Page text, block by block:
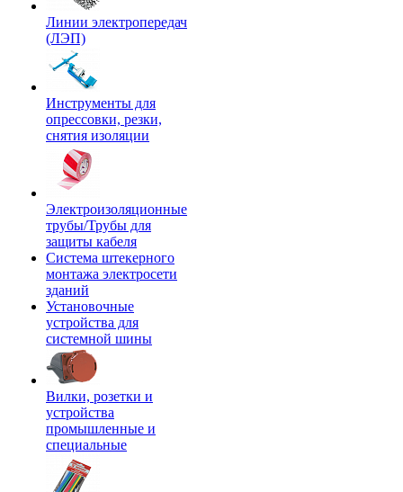
Линии электропередач
(ЛЭП)
Инструменты для
опрессовки, резки,
снятия изоляции
Электроизоляционные
трубы/Трубы для
защиты кабеля
Система штекерного
монтажа электросети
зданий
Установочные
устройства для
системной шины
Вилки, розетки и
устройства
промышленные и
специальные